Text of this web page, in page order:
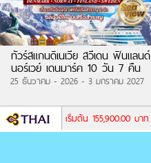
ทัวร์สแกนดิเนเวีย สวีเดน ฟินแลนด์
นอร์เวย์ เดนมาร์ค 10 วัน 7 คืน
25 ธันวาคม - 2026 - 3 มกราคม 2027
เริ่มต้น 155,900.00 บาท